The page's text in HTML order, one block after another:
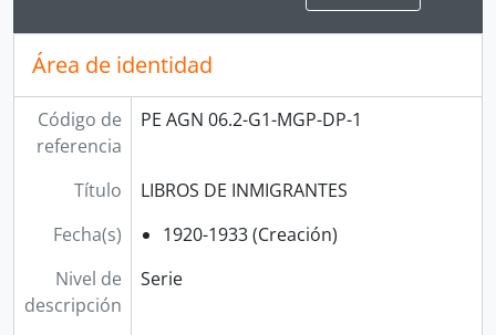
Área de identidad
Código de
referencia
PE AGN 06.2-G1-MGP-DP-1
Título
LIBROS DE INMIGRANTES
Fecha(s)
1920-1933 (Creación)
Nivel de
descripción
Serie